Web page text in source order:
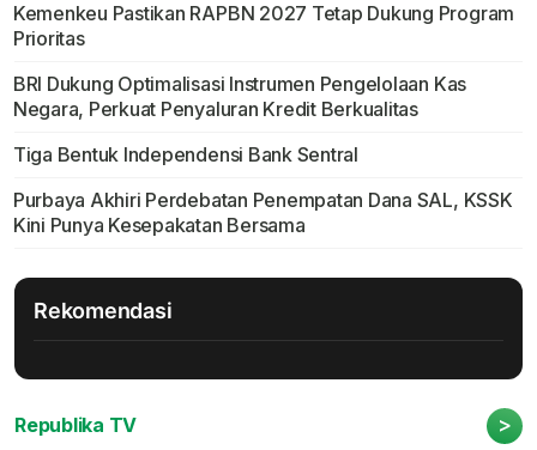
Kemenkeu Pastikan RAPBN 2027 Tetap Dukung Program
Prioritas
BRI Dukung Optimalisasi Instrumen Pengelolaan Kas
Negara, Perkuat Penyaluran Kredit Berkualitas
Tiga Bentuk Independensi Bank Sentral
Purbaya Akhiri Perdebatan Penempatan Dana SAL, KSSK
Kini Punya Kesepakatan Bersama
Rekomendasi
Republika TV >